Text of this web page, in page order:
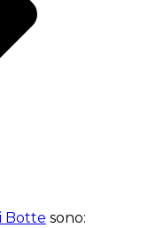
Botte sono: